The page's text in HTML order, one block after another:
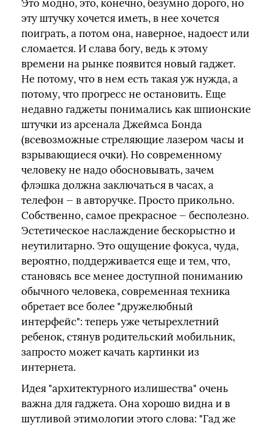
Это модно, это, конечно, безумно дорого, но
эту штучку хочется иметь, в нее хочется
поиграть, а потом она, наверное, надоест или
сломается. И слава богу, ведь к этому
времени на рынке появится новый гаджет.
Не потому, что в нем есть такая уж нужда, а
потому, что прогресс не остановить. Еще
недавно гаджеты понимались как шпионские
штучки из арсенала Джеймса Бонда
(всевозможные стреляющие лазером часы и
взрывающиеся очки). Но современному
человеку не надо обосновывать, зачем
флэшка должна заключаться в часах, а
телефон — в авторучке. Просто прикольно.
Собственно, самое прекрасное — бесполезно.
Эстетическое наслаждение бескорыстно и
неутилитарно. Это ощущение фокуса, чуда,
вероятно, поддерживается еще и тем, что,
становясь все менее доступной пониманию
обычного человека, современная техника
обретает все более "дружелюбный
интерфейс": теперь уже четырехлетний
ребенок, стянув родительский мобильник,
запросто может качать картинки из
интернета.
Идея "архитектурного излишества" очень
важна для гаджета. Она хорошо видна и в
шутливой этимологии этого слова: "Гад же